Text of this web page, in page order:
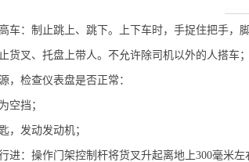
车：制止跳上、跳下。上下车时，手捉住把手，
叉、托盘上带人。不允许除司机以外的人搭车；
检查仪表盘是否正常：
挡；
发动发动机；
：操作门架控制杆将货叉升起离地上300毫米左